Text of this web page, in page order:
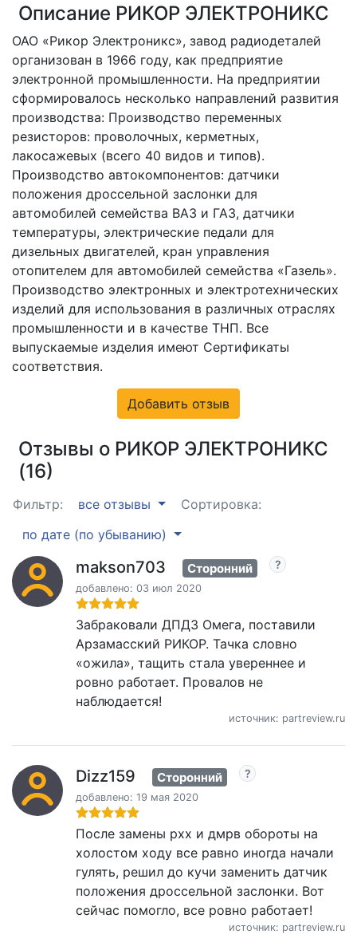
Описание РИКОР ЭЛЕКТРОНИКС
ОАО «Рикор Электроникс», завод радиодеталей
организован в 1966 году, как предприятие
электронной промышленности. На предприятии
сформировалось несколько направлений развития
производства: Производство переменных
резисторов: проволочных, керметных,
лакосажевых (всего 40 видов и типов).
Производство автокомпонентов: датчики
положения дроссельной заслонки для
автомобилей семейства ВАЗ и ГАЗ, датчики
температуры, электрические педали для
дизельных двигателей, кран управления
отопителем для автомобилей семейства «Газель».
Производство электронных и электротехнических
изделий для использования в различных отраслях
промышленности и в качестве ТНП. Все
выпускаемые изделия имеют Сертификаты
соответствия.
Добавить отзыв
Отзывы о РИКОР ЭЛЕКТРОНИКС
(16)
Фильтр: все отзывы
Сортировка:
по дате (по убыванию)
makson703 Сторонний
добавлено: 03 июл 2020
Забраковали ДПДЗ Омега, поставили
Арзамасский РИКОР. Тачка словно
«ожила», тащить стала увереннее и
ровно работает. Провалов не
наблюдается!
источник: partreview.ru
Dizz159 Сторонний
добавлено: 19 мая 2020
После замены рхх и дмрв обороты на
холостом ходу все равно иногда начали
гулять, решил до кучи заменить датчик
положения дроссельной заслонки. Вот
сейчас помогло, все ровно работает!
источник: partreview.ru